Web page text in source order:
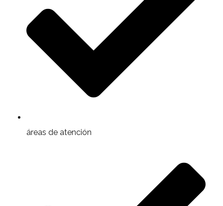
áreas de atención